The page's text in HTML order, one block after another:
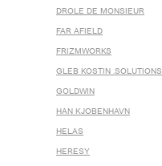
DROLE DE MONSIEUR
FAR AFIELD
FRIZMWORKS
GLEB KOSTIN .SOLUTIONS
GOLDWIN
HAN KJOBENHAVN
HELAS
HERESY